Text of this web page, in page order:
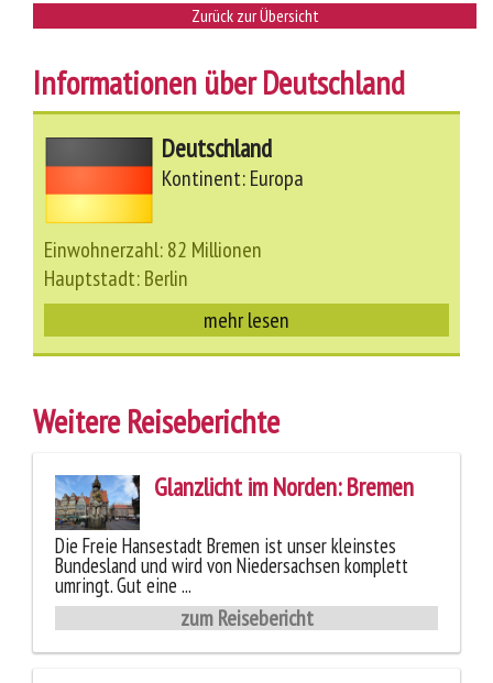
Zurück zur Übersicht
Informationen über Deutschland
Deutschland
Kontinent: Europa
Einwohnerzahl: 82 Millionen
Hauptstadt: Berlin
mehr lesen
Weitere Reiseberichte
Glanzlicht im Norden: Bremen
Die Freie Hansestadt Bremen ist unser kleinstes
Bundesland und wird von Niedersachsen komplett
umringt. Gut eine ...
zum Reisebericht